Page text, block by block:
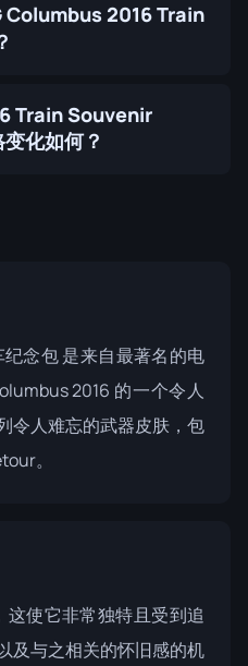
Columbus 2016 Train
Train Souvenir
化如何？
纪念包是来自最著名的电
2016 的一个令人
令人难忘的武器皮肤，包
。
使它非常独特且受到追
及与之相关的怀旧感的机